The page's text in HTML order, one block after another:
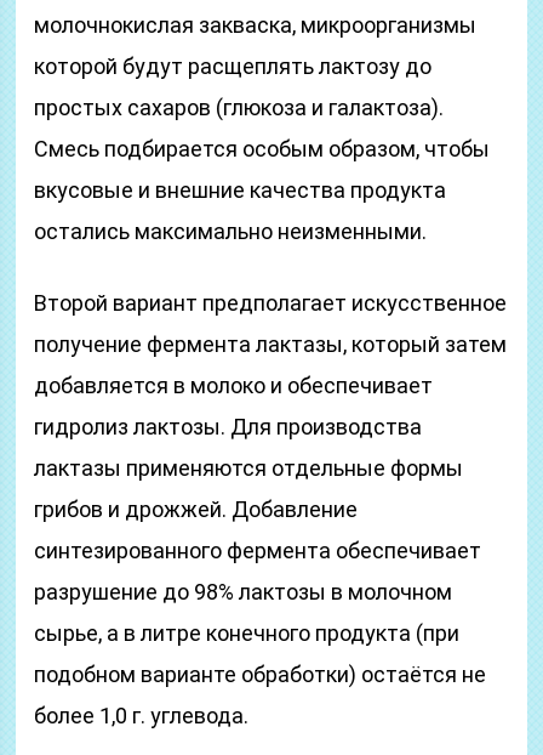
молочнокислая закваска, микроорганизмы
которой будут расщеплять лактозу до
простых сахаров (глюкоза и галактоза).
Смесь подбирается особым образом, чтобы
вкусовые и внешние качества продукта
остались максимально неизменными.
Второй вариант предполагает искусственное
получение фермента лактазы, который затем
добавляется в молоко и обеспечивает
гидролиз лактозы. Для производства
лактазы применяются отдельные формы
грибов и дрожжей. Добавление
синтезированного фермента обеспечивает
разрушение до 98% лактозы в молочном
сырье, а в литре конечного продукта (при
подобном варианте обработки) остаётся не
более 1,0 г. углевода.